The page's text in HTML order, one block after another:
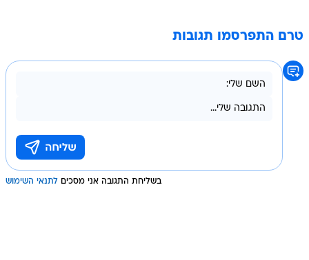
טרם התפרסמו תגובות
בשליחת התגובה אני מסכים לתנאי השימוש